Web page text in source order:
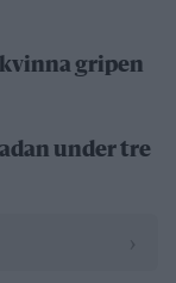
gripen
under tre